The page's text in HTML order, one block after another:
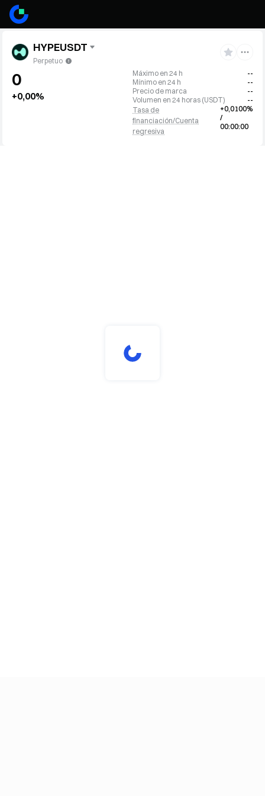
HYPEUSDT
Perpetuo
0
+0,00%
Máximo en 24 h
--
Mínimo en 24 h
--
Precio de marca
--
Volumen en 24 horas (USDT)
--
Tasa de
financiación/Cuenta
regresiva
+0,0100%
/
00:00:00